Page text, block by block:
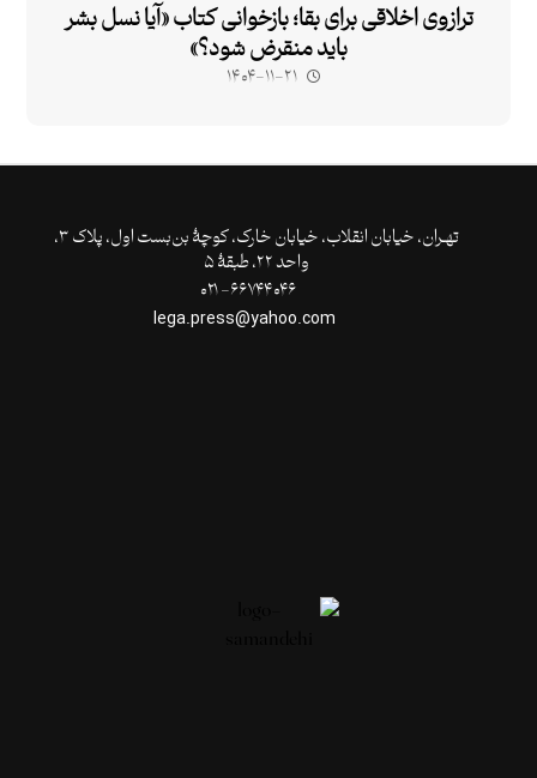
ترازوی اخلاقی برای بقا؛ بازخوانی کتاب «آیا نسل بشر
باید منقرض شود؟»
۱۴۰۴-۱۱-۲۱
تهـران،‌ خیابان انقلاب، خیابان خارک، کوچۀ بن‌بست اول، پلاک ۳،
واحد ۲۲، طبقۀ ۵